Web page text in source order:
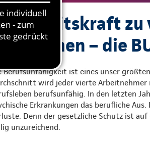
Arbeitskraft zu
– die
Berufsunfähigkeit ist eines unser
wird jeder vierte Arbeitnehmer
berufsunfähig. In den letzten
Erkrankungen das berufliche
Denn der gesetzliche Schutz ist
unzureichend.